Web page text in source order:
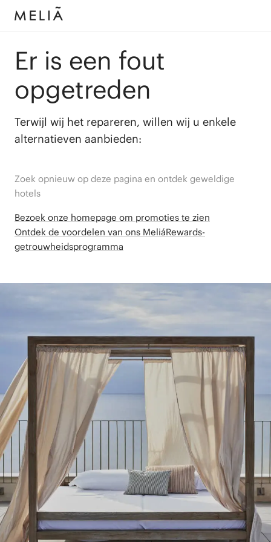
Er is een fout
opgetreden
Terwijl wij het repareren, willen wij u enkele
alternatieven aanbieden:
Zoek opnieuw op deze pagina en ontdek geweldige
hotels
Bezoek onze homepage om promoties te zien
Ontdek de voordelen van ons MeliáRewards-
getrouwheidsprogramma